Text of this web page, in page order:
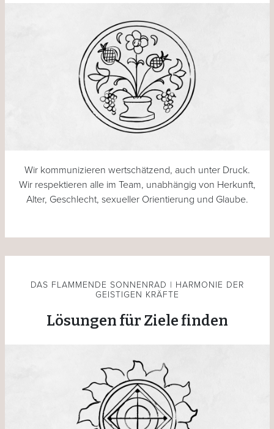
Wir kommunizieren wertschätzend, auch unter Druck.
Wir respektieren alle im Team, unabhängig von Herkunft,
Alter, Geschlecht, sexueller Orientierung und Glaube.
DAS FLAMMENDE SONNENRAD | HARMONIE DER
GEISTIGEN KRÄFTE
Lösungen für Ziele finden